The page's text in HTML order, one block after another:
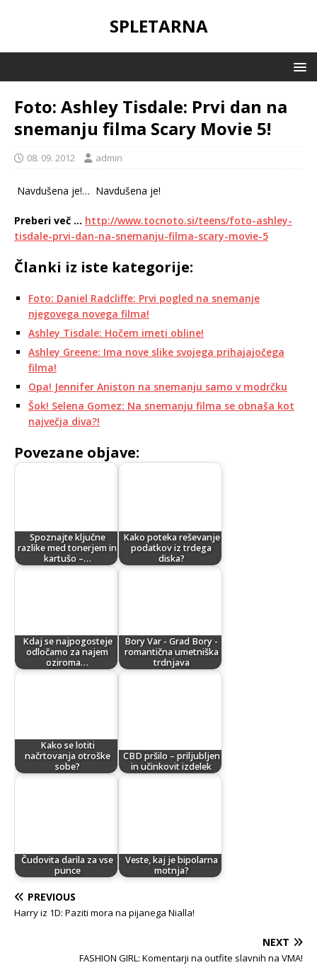
SPLETARNA
Foto: Ashley Tisdale: Prvi dan na
snemanju filma Scary Movie 5!
08. 09. 2012 admin
Navdušena je!… Navdušena je!
Preberi več … http://www.tocnoto.si/teens/foto-ashley-
tisdale-prvi-dan-na-snemanju-filma-scary-movie-5
Članki iz iste kategorije:
Foto: Daniel Radcliffe: Prvi pogled na snemanje
njegovega novega filma!
Ashley Tisdale: Hočem imeti obline!
Ashley Greene: Ima nove slike svojega prihajajočega
filma!
Opa! Jennifer Aniston na snemanju samo v modrčku
Šok! Selena Gomez: Na snemanju filma se obnaša kot
največja diva?!
Povezane objave:
Spoznajte ključne
razlike med tonerjem in
kartušo –…
Kako poteka reševanje
podatkov iz trdega
diska?
Kdaj se najpogosteje
odločamo za najem
oziroma…
Bory Var - Grad Bory -
romantična umetniška
trdnjava
Kako se lotiti
načrtovanja otroške
sobe?
CBD pršilo – priljubljen
in učinkovit izdelek
Čudovita darila za vse
punce
Veste, kaj je bipolarna
motnja?
PREVIOUS
Harry iz 1D: Paziti mora na pijanega Nialla!
NEXT
FASHION GIRL: Komentarji na outfite slavnih na VMA!